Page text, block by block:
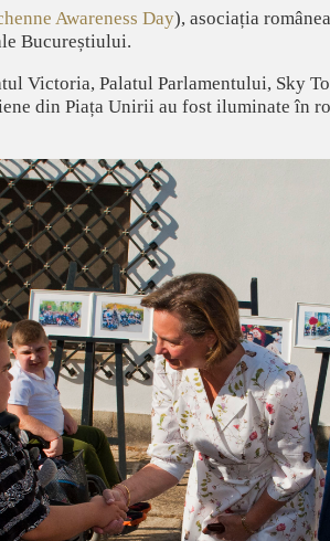
Awareness Day), asociația
Bucureștiului.
Victoria, Palatul Parlamentului, Sky
din Piața Unirii au fost iluminate în